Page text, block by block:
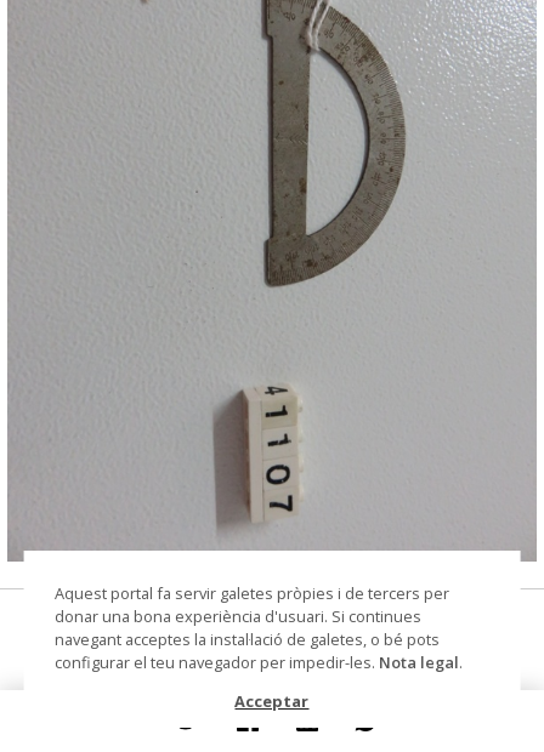
© CIP Molí d'en Rata
semicercle
Datació primera meitat segle XX
Aquest portal fa servir galetes pròpies i de tercers per
donar una bona experiència d'usuari. Si continues
navegant acceptes la instal·lació de galetes, o bé pots
configurar el teu navegador per impedir-les. Nota legal.
Acceptar